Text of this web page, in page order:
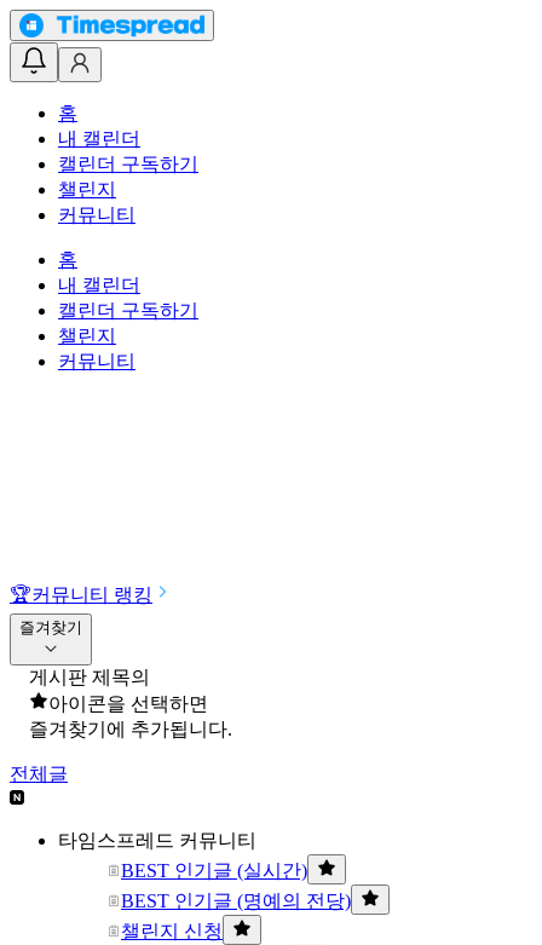
홈
내 캘린더
캘린더 구독하기
챌린지
커뮤니티
홈
내 캘린더
캘린더 구독하기
챌린지
커뮤니티
🏆커뮤니티 랭킹
즐겨찾기
게시판 제목의
아이콘을 선택하면
즐겨찾기에 추가됩니다.
전체글
타임스프레드 커뮤니티
BEST 인기글 (실시간)
BEST 인기글 (명예의 전당)
챌린지 신청